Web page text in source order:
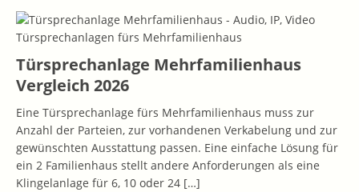
Türsprechanlage Mehrfamilienhaus
Vergleich 2026
Eine Türsprechanlage fürs Mehrfamilienhaus muss zur
Anzahl der Parteien, zur vorhandenen Verkabelung und zur
gewünschten Ausstattung passen. Eine einfache Lösung für
ein 2 Familienhaus stellt andere Anforderungen als eine
Klingelanlage für 6, 10 oder 24 […]